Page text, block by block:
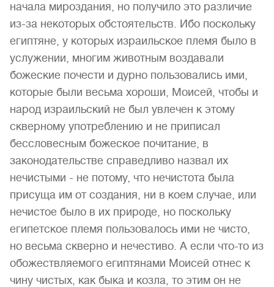
начала мироздания, но получило это различие
из-за некоторых обстоятельств. Ибо поскольку
египтяне, у которых израильское племя было в
услужении, многим животным воздавали
божеские почести и дурно пользовались ими,
которые были весьма хороши, Моисей, чтобы и
народ израильский не был увлечен к этому
скверному употреблению и не приписал
бессловесным божеское почитание, в
законодательстве справедливо назвал их
нечистыми - не потому, что нечистота была
присуща им от создания, ни в коем случае, или
нечистое было в их природе, но поскольку
египетское племя пользовалось ими не чисто,
но весьма скверно и нечестиво. А если что-то из
обожествляемого египтянами Моисей отнес к
чину чистых, как быка и козла, то этим он не